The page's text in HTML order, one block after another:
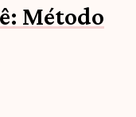
Método